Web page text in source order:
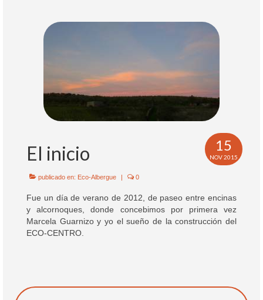
15
NOV 2015
El inicio
publicado en: Eco-Albergue | 0
Fue un día de verano de 2012, de paseo entre encinas
y alcornoques, donde concebimos por primera vez
Marcela Guarnizo y yo el sueño de la construcción del
ECO-CENTRO.